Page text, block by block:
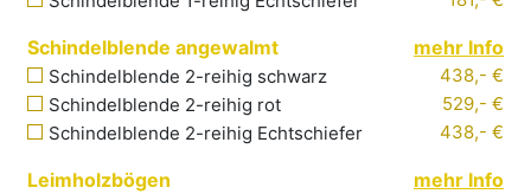
Schindelblende angewalmt mehr Info
Schindelblende 2-reihig schwarz
438,- €
Schindelblende 2-reihig rot
529,- €
Schindelblende 2-reihig Echtschiefer 438,- €
Leimholzbögen mehr Info